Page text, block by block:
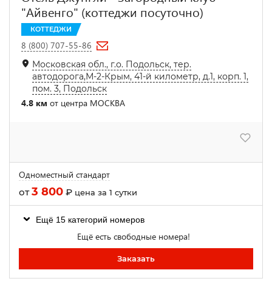
"Айвенго" (коттеджи посуточно)
КОТТЕДЖИ
8 (800) 707-55-86
Московская обл., г.о. Подольск, тер.
автодорога,М-2-Крым, 41-й километр, д.1, корп. 1,
пом. 3, Подольск
4.8 км от центра МОСКВА
Одноместный стандарт
от3 800 ₽ цена за 1 сутки
Ещё 15 категорий номеров
Ещё есть свободные номера!
Заказать